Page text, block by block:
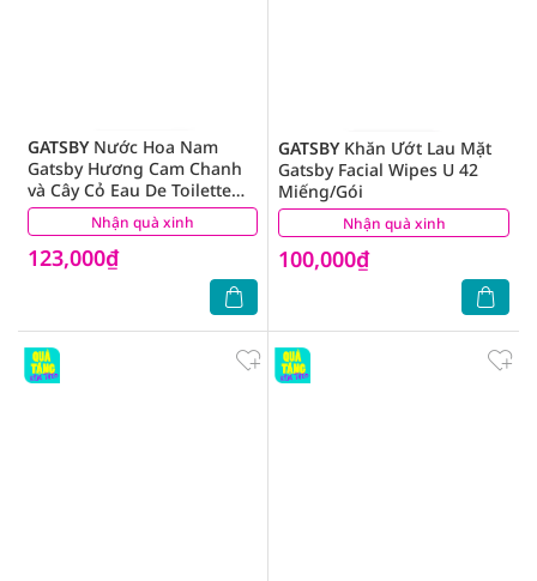
Nhận quà xinh
GATSBYNước Hoa Nam
Gatsby Hương Cam Chanh
và Cây Cỏ Eau De Toilette
Sky Reflection 50ml
123,000₫
(3) Nhận quà xinh
GATSBYKhăn Ướt Lau Mặt
Gatsby Facial Wipes U 42
Miếng/Gói
100,000₫
(6)